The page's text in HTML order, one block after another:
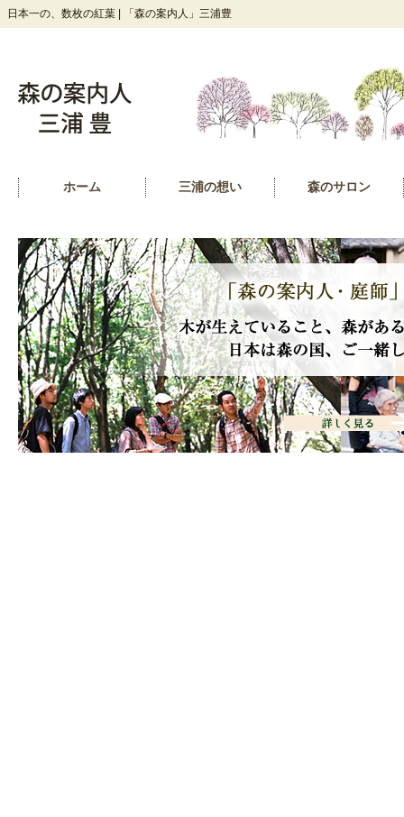
日本一の、数枚の紅葉 | 「森の案内人」三浦豊
ホーム 三浦の想い 森のサロン